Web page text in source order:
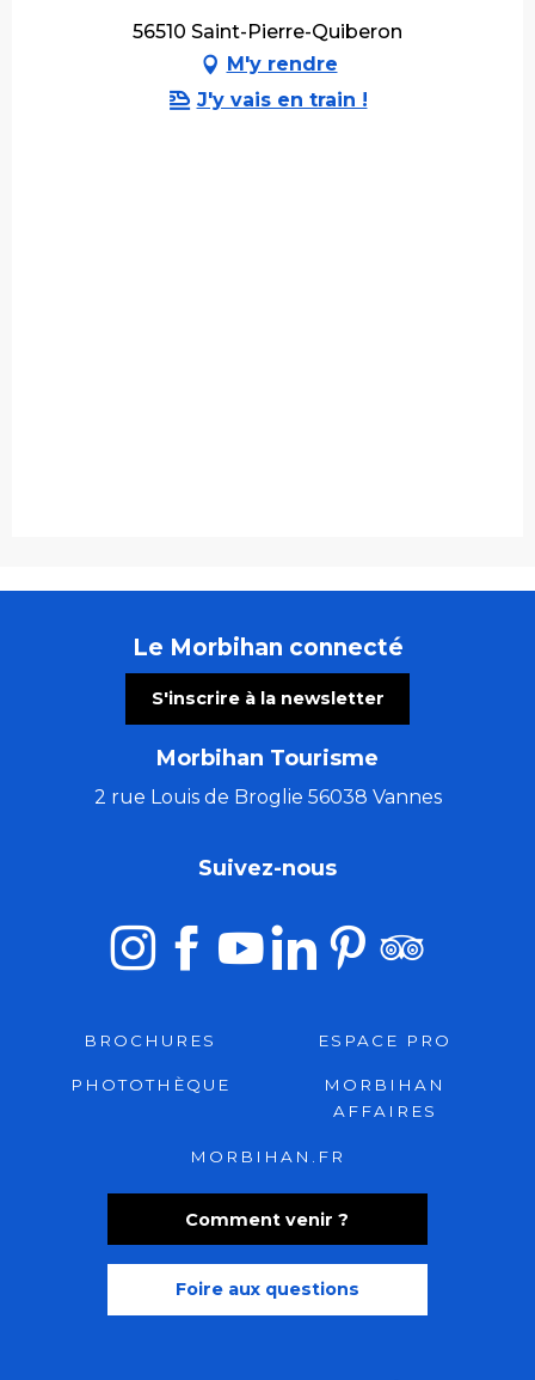
56510 Saint-Pierre-Quiberon
M'y rendre
J'y vais en train !
Le Morbihan connecté
S'inscrire à la newsletter
Morbihan Tourisme
2 rue Louis de Broglie 56038 Vannes
Comment venir ?
Foire aux questions
Suivez-nous
BROCHURES ESPACE PRO
PHOTOTHÈQUE
MORBIHAN
AFFAIRES
MORBIHAN.FR